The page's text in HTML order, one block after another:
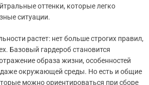
оттенки, которые легко
ситуации.
растет: нет больше строгих правил,
Базовый гардероб становится
образа жизни, особенностей
окружающей среды. Но есть и общие
можно ориентироваться при сборе